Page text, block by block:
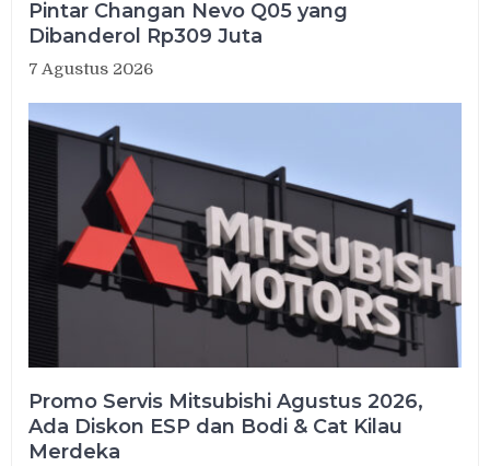
Pintar Changan Nevo Q05 yang
Dibanderol Rp309 Juta
7 Agustus 2026
Promo Servis Mitsubishi Agustus 2026,
Ada Diskon ESP dan Bodi & Cat Kilau
Merdeka